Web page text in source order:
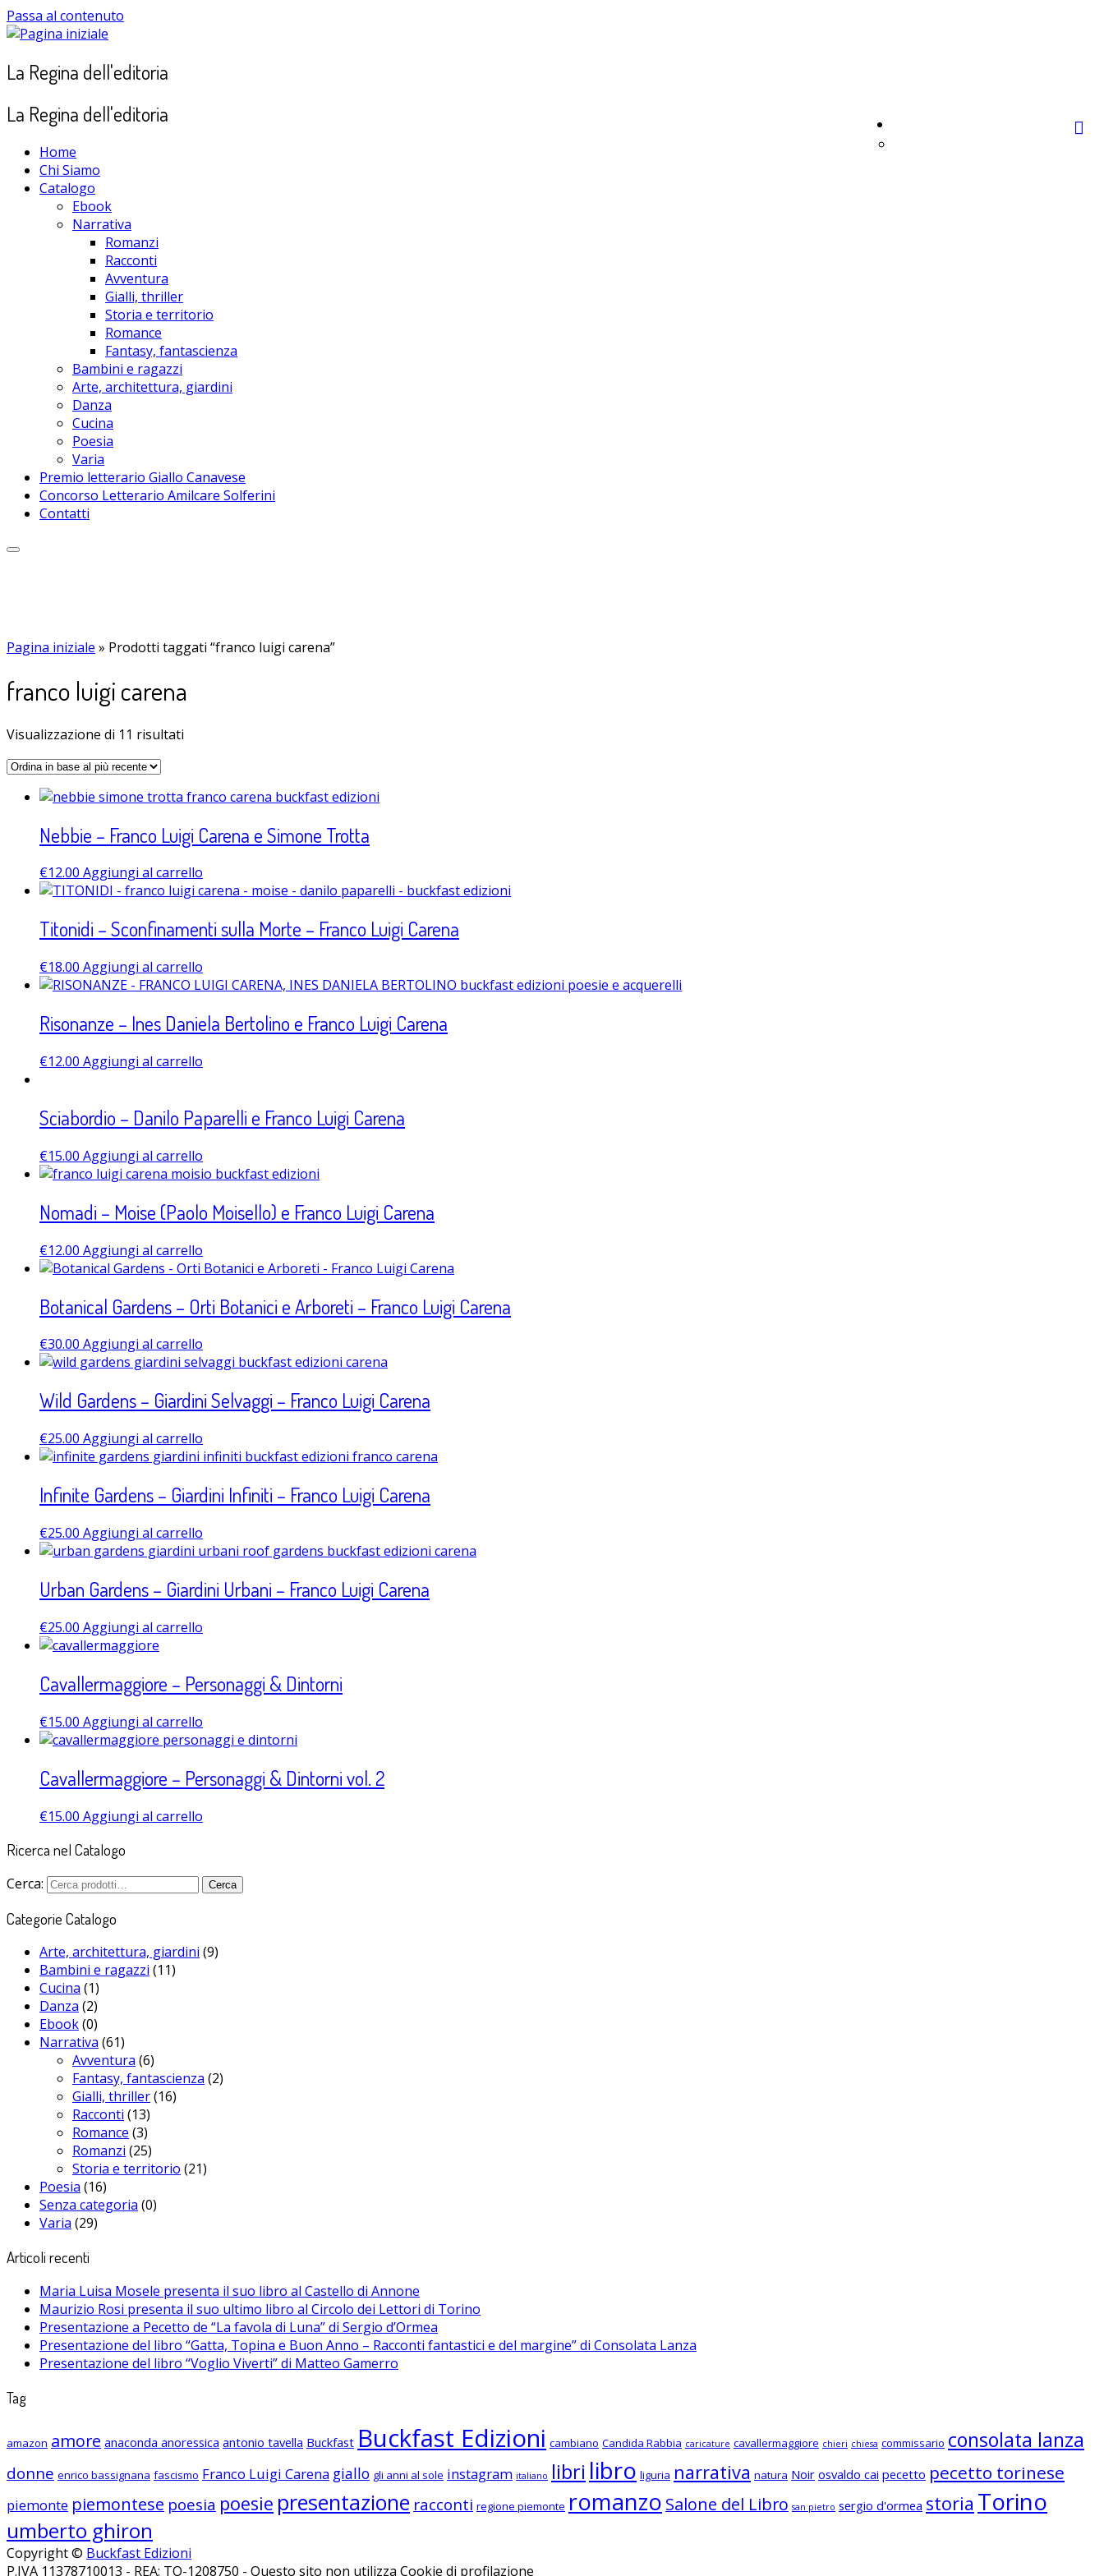
Passa al contenuto
La Regina dell'editoria
La Regina dell'editoria
Home
Chi Siamo
Catalogo
Ebook
Narrativa
Romanzi
Racconti
Avventura
Gialli, thriller
Storia e territorio
Romance
Fantasy, fantascienza
Bambini e ragazzi
Arte, architettura, giardini
Danza
Cucina
Poesia
Varia
Premio letterario Giallo Canavese
Concorso Letterario Amilcare Solferini
Contatti
Pagina iniziale » Prodotti taggati “franco luigi carena”
franco luigi carena
Visualizzazione di 11 risultati
Nebbie – Franco Luigi Carena e Simone Trotta
€12.00 Aggiungi al carrello
Titonidi – Sconfinamenti sulla Morte – Franco Luigi Carena
€18.00 Aggiungi al carrello
Risonanze – Ines Daniela Bertolino e Franco Luigi Carena
€12.00 Aggiungi al carrello
Sciabordio – Danilo Paparelli e Franco Luigi Carena
€15.00 Aggiungi al carrello
Nomadi – Moise (Paolo Moisello) e Franco Luigi Carena
€12.00 Aggiungi al carrello
Botanical Gardens – Orti Botanici e Arboreti – Franco Luigi Carena
€30.00 Aggiungi al carrello
Wild Gardens – Giardini Selvaggi – Franco Luigi Carena
€25.00 Aggiungi al carrello
Infinite Gardens – Giardini Infiniti – Franco Luigi Carena
€25.00 Aggiungi al carrello
Urban Gardens – Giardini Urbani – Franco Luigi Carena
€25.00 Aggiungi al carrello
Cavallermaggiore – Personaggi & Dintorni
€15.00 Aggiungi al carrello
Cavallermaggiore – Personaggi & Dintorni vol. 2
€15.00 Aggiungi al carrello
Ricerca nel Catalogo
Cerca: Cerca
Categorie Catalogo
Arte, architettura, giardini (9)
Bambini e ragazzi (11)
Cucina (1)
Danza (2)
Ebook(0)
Narrativa (61)
Avventura (6)
Fantasy, fantascienza (2)
Gialli, thriller(16)
Racconti (13)
Romance (3)
Romanzi (25)
Storia e territorio (21)
Poesia (16)
Senza categoria (0)
Varia (29)
Articoli recenti
Maria Luisa Mosele presenta il suo libro al Castello di Annone
Maurizio Rosi presenta il suo ultimo libro al Circolo dei Lettori di Torino
Presentazione a Pecetto de “La favola di Luna” di Sergio d’Ormea
Presentazione del libro “Gatta, Topina e Buon Anno – Racconti fantastici e del margine” di Consolata Lanza
Presentazione del libro “Voglio Viverti” di Matteo Gamerro
Tag
amazon amore anaconda anoressica antonio tavella Buckfast Buckfast Edizioni cambiano Candida Rabbia caricature cavallermaggiore chieri chiesa commissario consolata lanza
donne enrico bassignana fascismo Franco Luigi Carena giallo gli anni al sole instagram italiano libri libro liguria narrativa natura Noir osvaldo cai pecetto pecetto torinese
piemonte piemontese poesia poesie presentazione racconti regione piemonte romanzo Salone del Libro san pietro sergio d'ormea storia Torino
umberto ghiron
Copyright © Buckfast Edizioni
P.IVA 11378710013 - REA: TO-1208750 - Questo sito non utilizza Cookie di profilazione